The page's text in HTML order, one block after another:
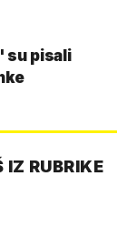
su pisali
IZ RUBRIKE